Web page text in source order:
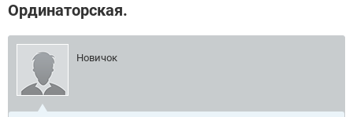
Ординаторская.
Новичок